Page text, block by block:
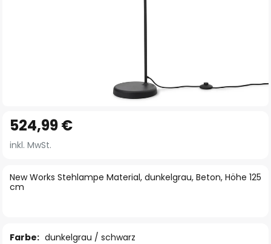
Anfang
der
springen
New Works Stehlampe Material, dunkelgrau, Beton, Höhe 125
cm
524,99 €
inkl. MwSt.
Farbe: dunkelgrau / schwarz